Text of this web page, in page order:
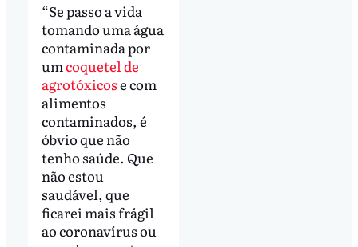
“Se passo a vida
tomando uma água
contaminada por
umcoquetel de
agrotóxicose com
alimentos
contaminados, é
óbvio que não
tenho saúde. Que
não estou
saudável, que
ficarei mais frágil
ao coronavírus ou